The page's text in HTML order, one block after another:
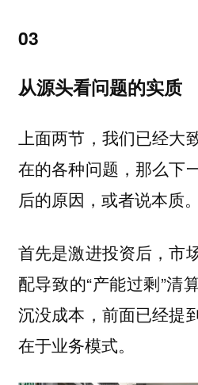
03
从源头看问题的实质
上面两节，我们已经大
在的各种问题，那么下
后的原因，或者说本质。
首先是激进投资后，市
配导致的“产能过剩”清
沉没成本，前面已经提
在于业务模式。